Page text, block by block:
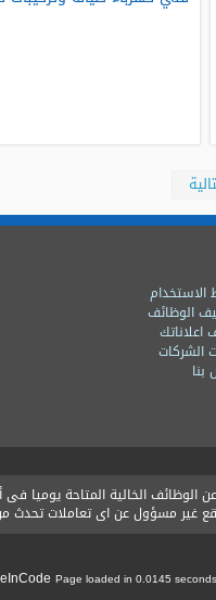
الوظائف
اعلاناتك
الشركات
الخالية المتاحة يوميا فى
غير مسؤول عن اى تعاملات تحدث
Page loaded in 0.0145 seconds